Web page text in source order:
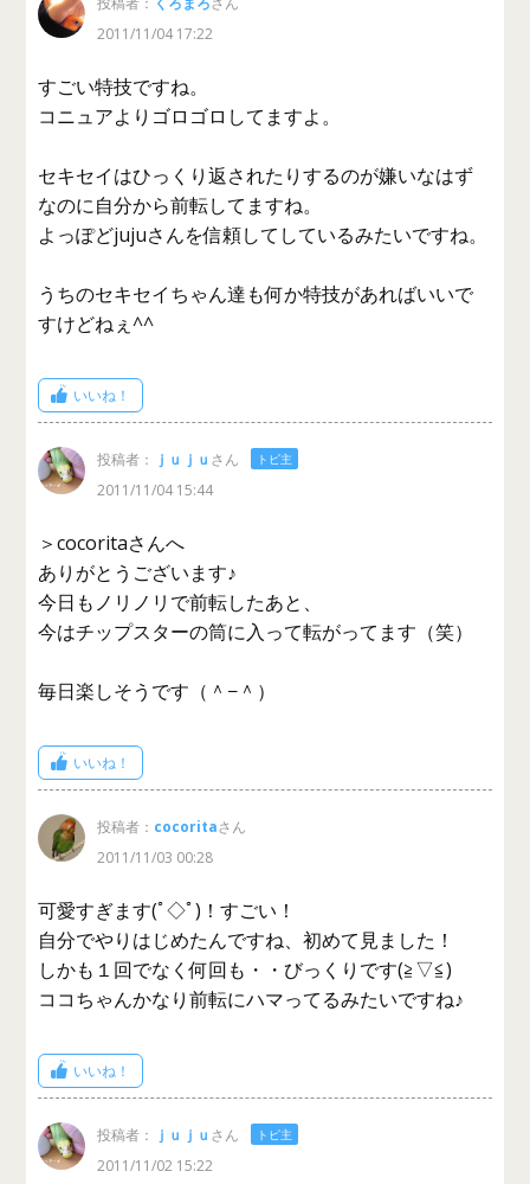
2011/11/04 17:22
すごい特技ですね。
コニュアよりゴロゴロしてますよ。
セキセイはひっくり返されたりするのが嫌いなはず
なのに自分から前転してますね。
よっぽどjujuさんを信頼してしているみたいですね。
うちのセキセイちゃん達も何か特技があればいいで
すけどねぇ^^
いいね！
投稿者： ｊｕｊｕ さん トピ主
2011/11/04 15:44
＞cocoritaさんへ
ありがとうございます♪
今日もノリノリで前転したあと、
今はチップスターの筒に入って転がってます（笑）
毎日楽しそうです（＾−＾）
いいね！
投稿者： cocoritaさん
2011/11/03 00:28
可愛すぎます(ﾟ◇ﾟ)！すごい！
自分でやりはじめたんですね、初めて見ました！
しかも１回でなく何回も・・びっくりです(≧▽≦)
ココちゃんかなり前転にハマってるみたいですね♪
いいね！
投稿者： ｊｕｊｕ さん トピ主
2011/11/02 15:22